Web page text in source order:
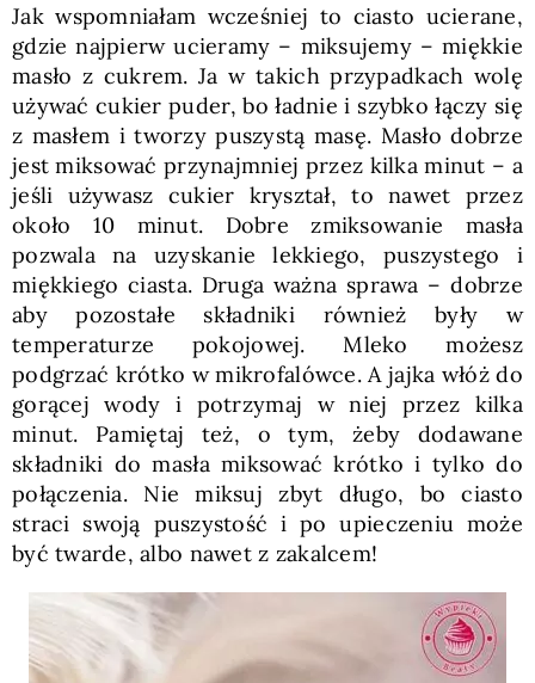
Jak wspomniałam wcześniej to ciasto ucierane,
gdzie najpierw ucieramy – miksujemy – miękkie
masło z cukrem. Ja w takich przypadkach wolę
używać cukier puder, bo ładnie i szybko łączy się
z masłem i tworzy puszystą masę. Masło dobrze
jest miksować przynajmniej przez kilka minut – a
jeśli używasz cukier kryształ, to nawet przez
około 10 minut. Dobre zmiksowanie masła
pozwala na uzyskanie lekkiego, puszystego i
miękkiego ciasta. Druga ważna sprawa – dobrze
aby pozostałe składniki również były w
temperaturze pokojowej. Mleko możesz
podgrzać krótko w mikrofalówce. A jajka włóż do
gorącej wody i potrzymaj w niej przez kilka
minut. Pamiętaj też, o tym, żeby dodawane
składniki do masła miksować krótko i tylko do
połączenia. Nie miksuj zbyt długo, bo ciasto
straci swoją puszystość i po upieczeniu może
być twarde, albo nawet z zakalcem!